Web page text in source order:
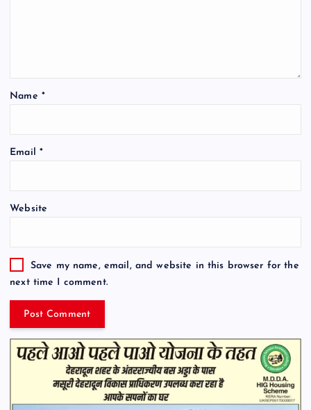
Name *
Email *
Website
Save my name, email, and website in this browser for the
next time I comment.